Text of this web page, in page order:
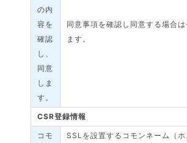
の内
容を
確認
し、
同意
しま
す。
同意事項を確認し同意する場合
ます。
CSR登録情報
コモ
SSLを設置するコモンネーム（